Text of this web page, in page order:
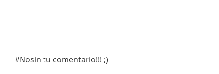
#Nosin tu comentario!!! ;)